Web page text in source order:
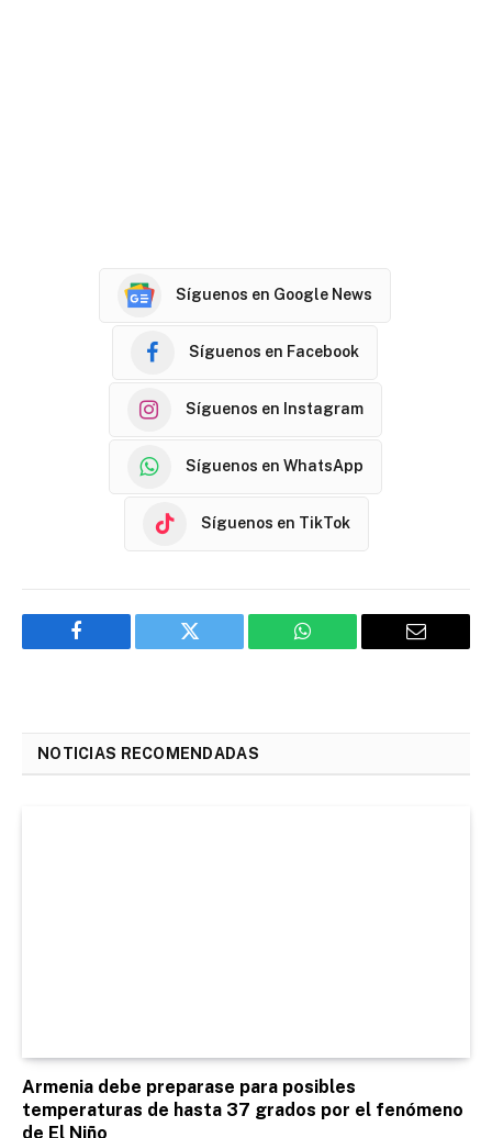
Síguenos en Google News
Síguenos en Facebook
Síguenos en Instagram
Síguenos en WhatsApp
Síguenos en TikTok
Facebook Twitter WhatsApp Email
NOTICIAS RECOMENDADAS
Armenia debe preparase para posibles
temperaturas de hasta 37 grados por el fenómeno
de El Niño